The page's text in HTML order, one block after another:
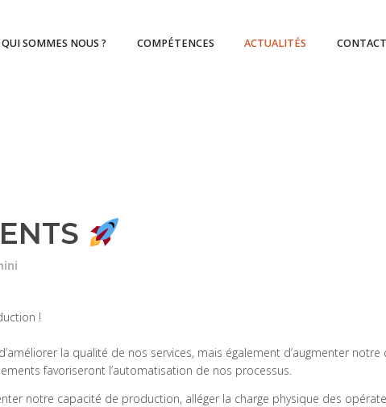
QUI SOMMES NOUS ? COMPÉTENCES ACTUALITÉS CONTACT
!
la qualité de nos services, mais également d’augmenter
favoriseront l’automatisation de nos processus.
notre capacité de production, alléger la charge physique des